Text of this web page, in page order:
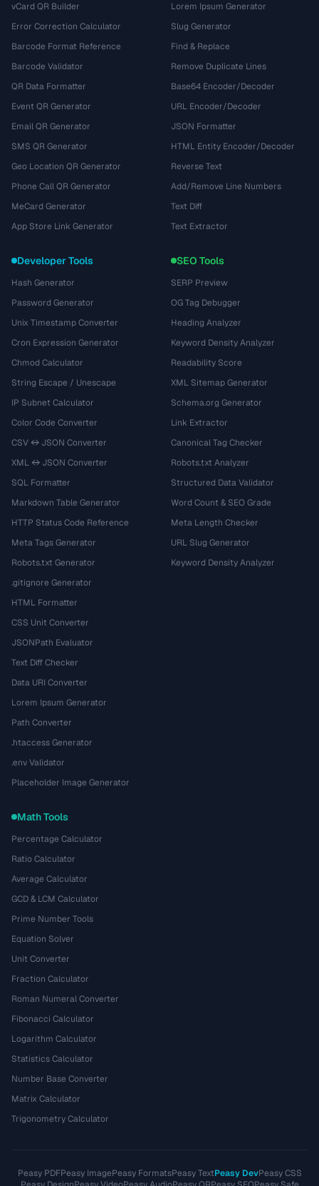
vCard QR Builder
Error Correction Calculator
Barcode Format Reference
Barcode Validator
QR Data Formatter
Event QR Generator
Email QR Generator
SMS QR Generator
Geo Location QR Generator
Phone Call QR Generator
MeCard Generator
App Store Link Generator
Lorem Ipsum Generator
Slug Generator
Find & Replace
Remove Duplicate Lines
Base64 Encoder/Decoder
URL Encoder/Decoder
JSON Formatter
HTML Entity Encoder/Decoder
Reverse Text
Add/Remove Line Numbers
Text Diff
Text Extractor
Developer Tools
Hash Generator
Password Generator
Unix Timestamp Converter
Cron Expression Generator
Chmod Calculator
String Escape / Unescape
IP Subnet Calculator
Color Code Converter
CSV ↔ JSON Converter
XML ↔ JSON Converter
SQL Formatter
Markdown Table Generator
HTTP Status Code Reference
Meta Tags Generator
Robots.txt Generator
.gitignore Generator
HTML Formatter
CSS Unit Converter
JSONPath Evaluator
Text Diff Checker
Data URI Converter
Lorem Ipsum Generator
Path Converter
.htaccess Generator
.env Validator
Placeholder Image Generator
SEO Tools
SERP Preview
OG Tag Debugger
Heading Analyzer
Keyword Density Analyzer
Readability Score
XML Sitemap Generator
Schema.org Generator
Link Extractor
Canonical Tag Checker
Robots.txt Analyzer
Structured Data Validator
Word Count & SEO Grade
Meta Length Checker
URL Slug Generator
Keyword Density Analyzer
Math Tools
Percentage Calculator
Ratio Calculator
Average Calculator
GCD & LCM Calculator
Prime Number Tools
Equation Solver
Unit Converter
Fraction Calculator
Roman Numeral Converter
Fibonacci Calculator
Logarithm Calculator
Statistics Calculator
Number Base Converter
Matrix Calculator
Trigonometry Calculator
Peasy PDFPeasy ImagePeasy FormatsPeasy TextPeasy DevPeasy CSS